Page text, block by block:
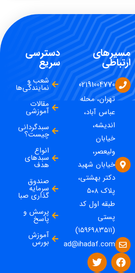
مسیرهای
ارتباطی
02191004770
تهران، محله
عباس آباد،
اندیشه،
خیابان
ولیعصر،
خیابان شهید
دکتر بهشتی،
پلاک ۵۰۸
طبقه اول کد
پستی
(۱۵۹۶۹۸۳۵۱۱)
ad@ihadaf.com
دسترسی
سریع
شعب و
نمایندگی‌ها
مقالات
آموزشی
سبدگردانی
چیست؟
انواع
سبدهای
هدف
صندوق
سرمایه
گذاری صبا
پرسش و
پاسخ
آموزش
بورس